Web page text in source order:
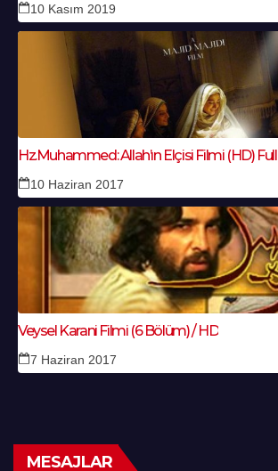
10 Kasım 2019
Hz.Muhammed: Allah’ın Elçisi Filmi (HD)
10 Haziran 2017
Veysel Karani Filmi (6 Bölüm) / HD
7 Haziran 2017
MESAJLAR